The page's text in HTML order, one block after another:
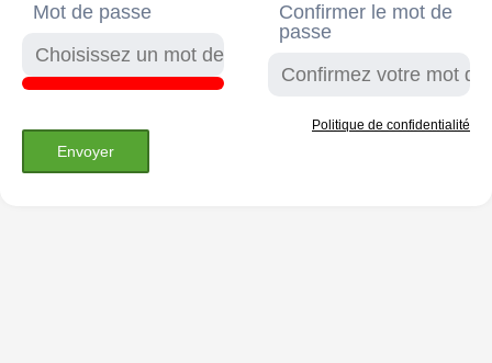
Mot de passe
Confirmer le mot de
passe
Envoyer
Politique de confidentialité